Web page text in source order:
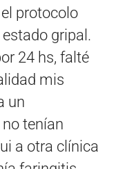
protocolo
gripal.
24 hs, falté
mis
un
tenían
a otra clínica